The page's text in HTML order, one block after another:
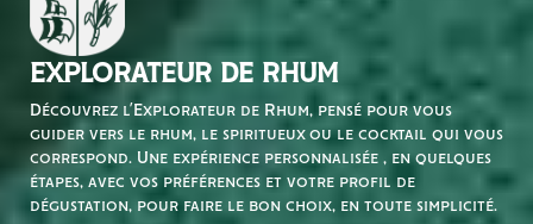
EXPLORATEUR DE RHUM
Découvrez l’Explorateur de Rhum, pensé pour vous
guider vers le rhum, le spiritueux ou le cocktail qui vous
correspond. Une expérience personnalisée , en quelques
étapes, avec vos préférences et votre profil de
dégustation, pour faire le bon choix, en toute simplicité.